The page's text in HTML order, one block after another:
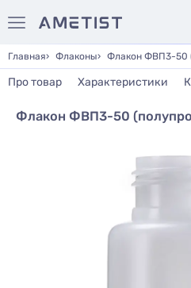
Главная Флаконы Флакон ФВП3-50
Про товар Характеристики
Флакон ФВП3-50